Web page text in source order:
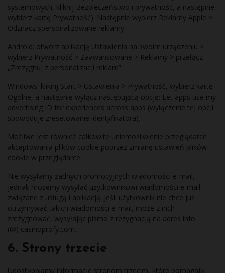
systemowych, kliknij Bezpieczeństwo i prywatność, a następnie
wybierz kartę Prywatność). Następnie wybierz Reklamy Apple >
Odznacz spersonalizowane reklamy.
Android: otwórz aplikację Ustawienia na swoim urządzeniu >
wybierz Prywatność > Zaawansowane > Reklamy > przełącz
„Zrezygnuj z personalizacji reklam”.
Windows: kliknij Start > Ustawienia > Prywatność, wybierz kartę
Ogólne, a następnie wyłącz następującą opcję: Let apps use my
advertising ID for experiences across apps (wyłączenie tej opcji
spowoduje zresetowanie identyfikatora).
Możliwe jest również całkowite uniemożliwienie przeglądarce
akceptowania plików cookie poprzez zmianę ustawień plików
cookie w przeglądarce.
Nie wysyłamy żadnych promocyjnych wiadomości e-mail,
jednak możemy wysyłać użytkownikowi wiadomości e-mail
związane z usługą i aplikacją. Jeśli użytkownik nie chce już
otrzymywać takich wiadomości e-mail, może z nich
zrezygnować, wysyłając pismo z rezygnacją na adres info
(@) casinoprofy.com.
6. Strony trzecie
Udostępniamy informacje stronom trzecim, które pomagają